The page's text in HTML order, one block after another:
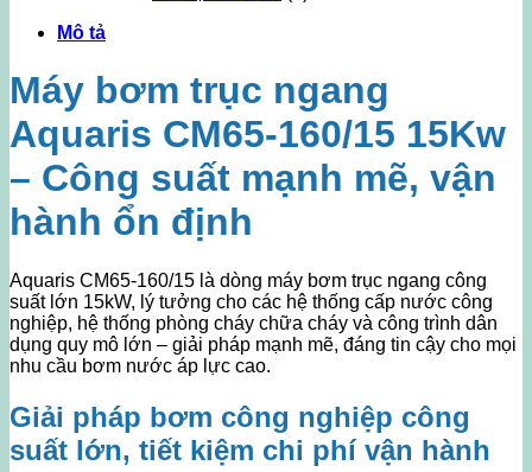
Mô tả
Máy bơm trục ngang
Aquaris CM65-160/15 15Kw
– Công suất mạnh mẽ, vận
hành ổn định
Aquaris CM65-160/15 là dòng máy bơm trục ngang công
suất lớn 15kW, lý tưởng cho các hệ thống cấp nước công
nghiệp, hệ thống phòng cháy chữa cháy và công trình dân
dụng quy mô lớn – giải pháp mạnh mẽ, đáng tin cậy cho mọi
nhu cầu bơm nước áp lực cao.
Giải pháp bơm công nghiệp công
suất lớn, tiết kiệm chi phí vận hành